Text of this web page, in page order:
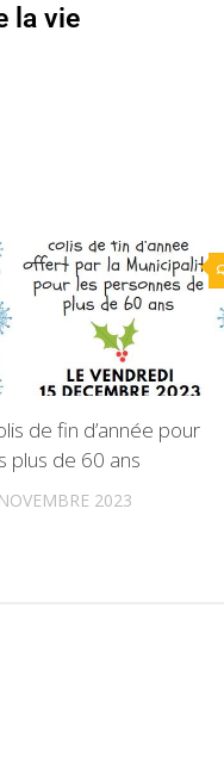
la vie
de fin d’année pour
plus de 60 ans
2023